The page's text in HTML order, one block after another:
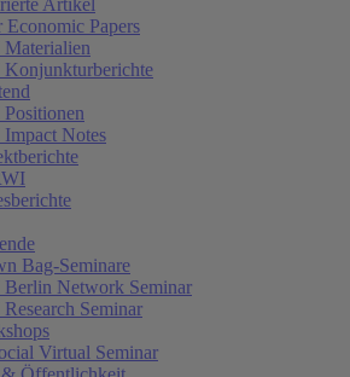
Artikel
Economic Papers
Konjunkturberichte
Notes
Bag-Seminare
Berlin Network Seminar
Seminar
Virtual Seminar